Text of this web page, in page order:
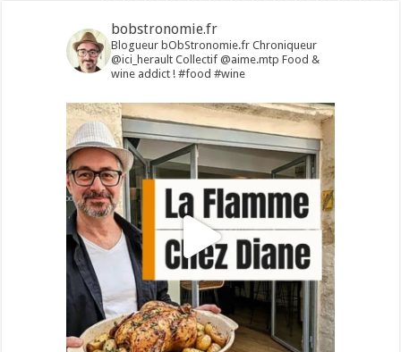
bobstronomie.fr
Blogueur bObStronomie.fr Chroniqueur
@ici_heraultCollectif @aime.mtp Food &
wine addict !#food #wine